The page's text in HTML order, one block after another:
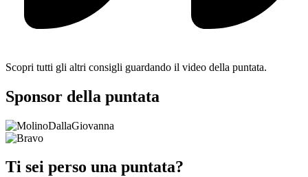
Scopri tutti gli altri consigli guardando il video della puntata.
Sponsor della puntata
Ti sei perso una puntata?